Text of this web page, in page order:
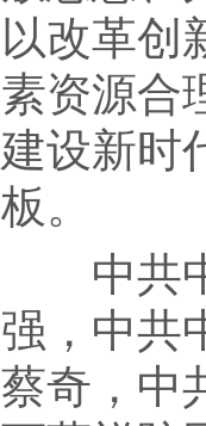
以改革创
素资源合
建设新时
板。
中共中
强，中共
蔡奇，中